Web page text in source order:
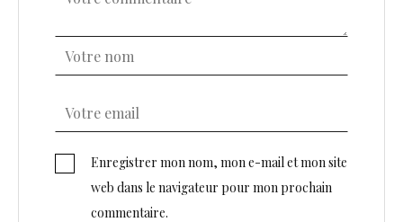
Enregistrer mon nom, mon e-mail et mon site
web dans le navigateur pour mon prochain
commentaire.